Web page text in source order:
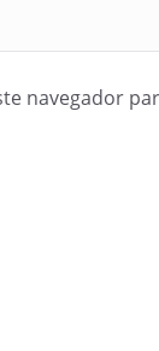
navegador